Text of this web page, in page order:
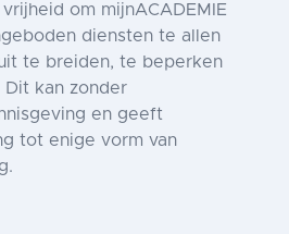
om mijnACADEMIE
diensten te allen
te breiden, te beperken
kan zonder
en geeft
tot enige vorm van